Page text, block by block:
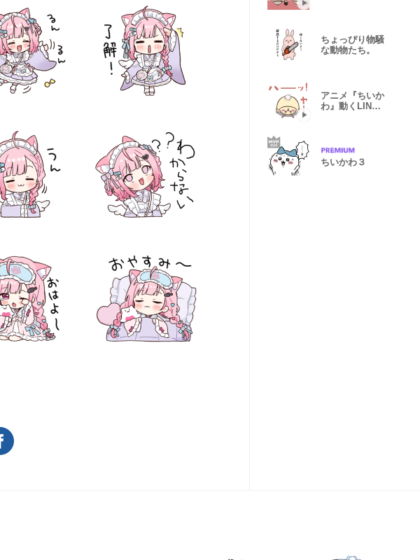
ちょっぴり物騒
な動物たち。
アニメ『ちいか
わ』動くLINE
ちいかわ３